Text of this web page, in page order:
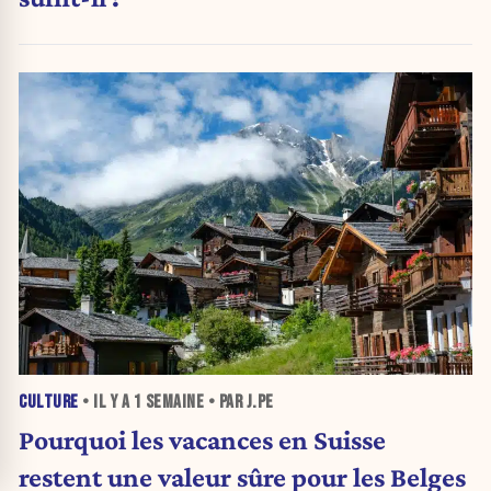
CULTURE • IL Y A 1 SEMAINE • PAR J.PE
Pourquoi les vacances en Suisse
restent une valeur sûre pour les Belges